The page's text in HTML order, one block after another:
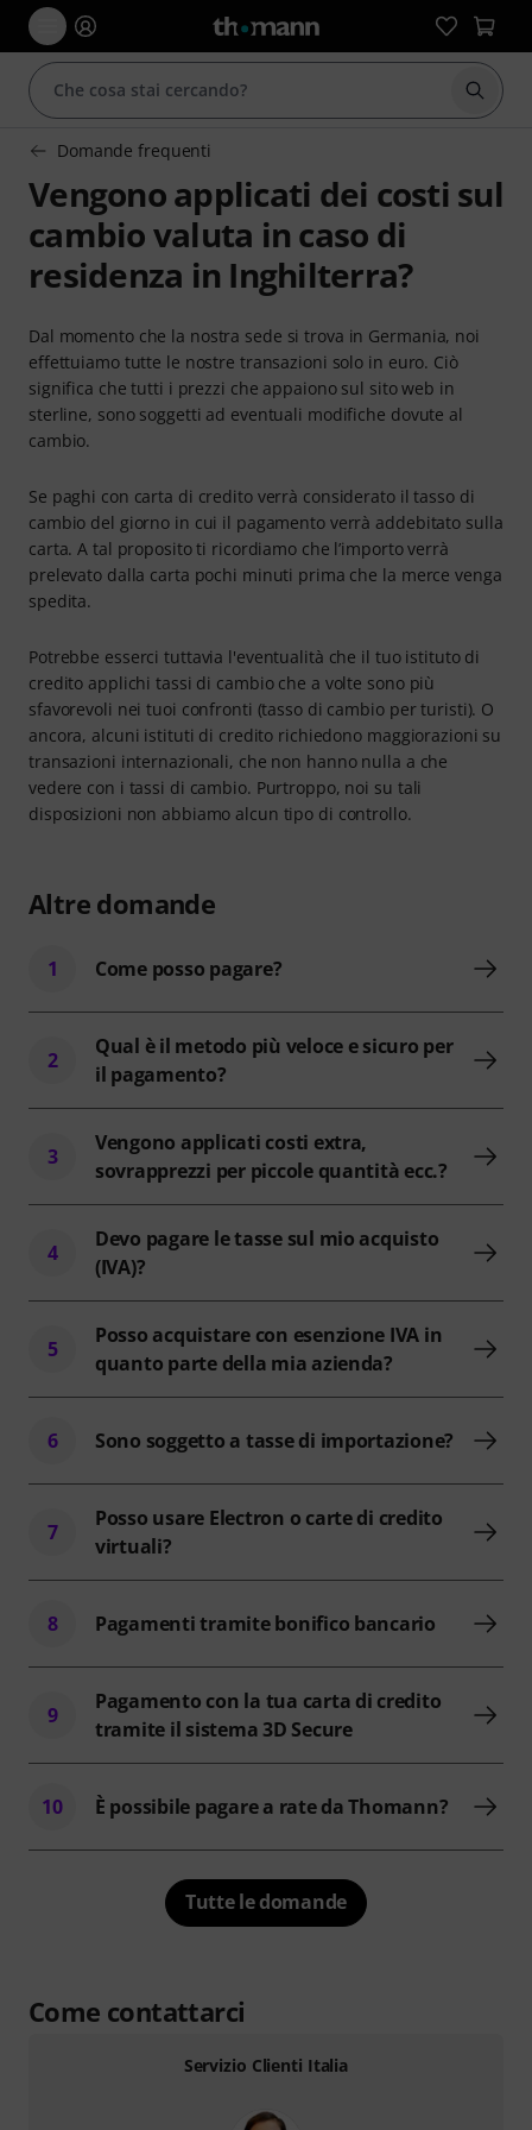
Domande frequenti
Vengono applicati dei costi sul
cambio valuta in caso di
residenza in Inghilterra?
Dal momento che la nostra sede si trova in Germania, noi
effettuiamo tutte le nostre transazioni solo in euro. Ciò
significa che tutti i prezzi che appaiono sul sito web in
sterline, sono soggetti ad eventuali modifiche dovute al
cambio.
Se paghi con carta di credito verrà considerato il tasso di
cambio del giorno in cui il pagamento verrà addebitato sulla
carta. A tal proposito ti ricordiamo che l’importo verrà
prelevato dalla carta pochi minuti prima che la merce venga
spedita.
Potrebbe esserci tuttavia l'eventualità che il tuo istituto di
credito applichi tassi di cambio che a volte sono più
sfavorevoli nei tuoi confronti (tasso di cambio per turisti). O
ancora, alcuni istituti di credito richiedono maggiorazioni su
transazioni internazionali, che non hanno nulla a che
vedere con i tassi di cambio. Purtroppo, noi su tali
disposizioni non abbiamo alcun tipo di controllo.
Altre domande
1 Come posso pagare?
2
Qual è il metodo più veloce e sicuro per
il pagamento?
3
Vengono applicati costi extra,
sovrapprezzi per piccole quantità ecc.?
4
Devo pagare le tasse sul mio acquisto
(IVA)?
5
Posso acquistare con esenzione IVA in
quanto parte della mia azienda?
6 Sono soggetto a tasse di importazione?
7
Posso usare Electron o carte di credito
virtuali?
8 Pagamenti tramite bonifico bancario
9
Pagamento con la tua carta di credito
tramite il sistema 3D Secure
10 È possibile pagare a rate da Thomann?
Tutte le domande
Come contattarci
Servizio Clienti Italia